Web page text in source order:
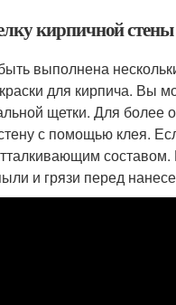
кирпичной
выполнена
для кирпича. Вы
щетки. Для более
с помощью клея.
и грязи перед